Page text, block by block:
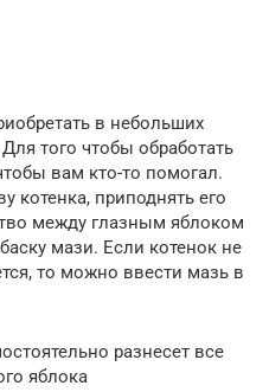
в небольших
того чтобы обработать
вам кто-то помогал.
котенка, приподнять его
между глазным яблоком
мази. Если котенок не
то можно ввести мазь в
разнесет все
яблока